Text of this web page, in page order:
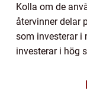
Kolla om de
återvinner delar
som investerar i
investerar i hög